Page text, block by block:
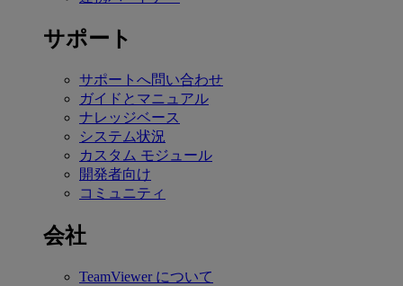
サポート
サポートへ問い合わせ
ガイドとマニュアル
ナレッジベース
システム状況
カスタム モジュール
開発者向け
コミュニティ
会社
TeamViewer について